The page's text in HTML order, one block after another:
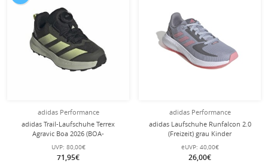
adidas Performance
adidas Trail-Laufschuhe Terrex
Agravic Boa 2026 (BOA-
Schnürsystem) schwarz/limegrün
Kinder
UVP: 80,00€
71,95€
adidas Performance
adidas Laufschuhe Runfalcon 2.0
(Freizeit) grau Kinder
eUVP: 40,00€
26,00€